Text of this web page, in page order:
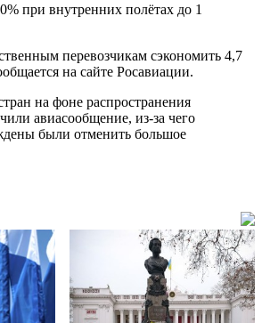
при внутренних полётах до 1
перевозчикам сэкономить 4,7
на сайте Росавиации.
на фоне распространения
авиасообщение, из-за чего
были отменить большое